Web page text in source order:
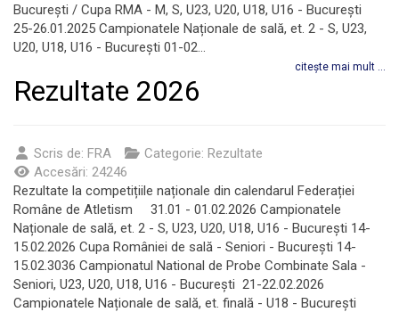
București / Cupa RMA - M, S, U23, U20, U18, U16 - București
25-26.01.2025 Campionatele Naționale de sală, et. 2 - S, U23,
U20, U18, U16 - București 01-02...
citește mai mult ...
Rezultate 2026
Scris de: FRA Categorie: Rezultate
Accesări: 24246
Rezultate la competițiile naționale din calendarul Federației
Române de Atletism 31.01 - 01.02.2026 Campionatele
Naționale de sală, et. 2 - S, U23, U20, U18, U16 - București 14-
15.02.2026 Cupa României de sală - Seniori - București 14-
15.02.3036 Campionatul National de Probe Combinate Sala -
Seniori, U23, U20, U18, U16 - București 21-22.02.2026
Campionatele Naționale de sală, et. finală - U18 - București